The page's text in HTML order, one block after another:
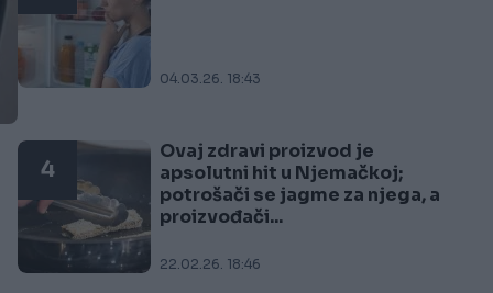
04.03.26. 18:43
4
Ovaj zdravi proizvod je
apsolutni hit u Njemačkoj;
potrošači se jagme za njega, a
proizvođači...
22.02.26. 18:46